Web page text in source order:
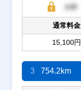
通常料金
15,100円
3 754.2km